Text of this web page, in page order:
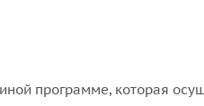
программе, которая